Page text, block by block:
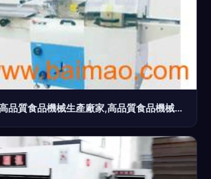
高品質食品機械,高品質食品機械生產廠家,高品質食品機械價格